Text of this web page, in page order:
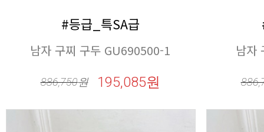
#등급_특SA급
남자 구찌 구두 GU690500-1
886,750원 195,085원
남자